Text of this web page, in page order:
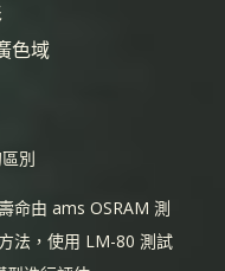
色域
別
命由 ams OSRAM 測
法，使用 LM-80 測試